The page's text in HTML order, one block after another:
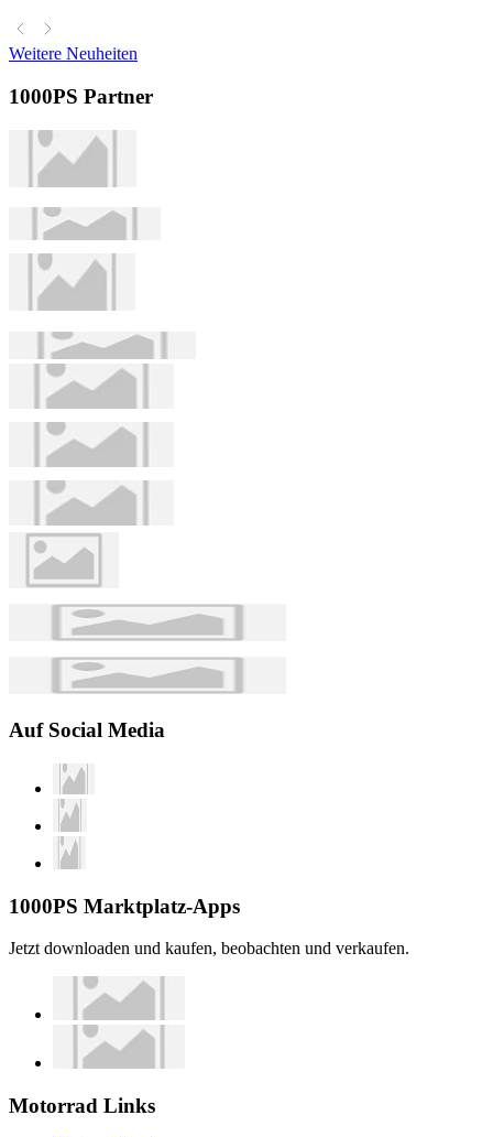
Weitere Neuheiten
1000PS Partner
Auf Social Media
1000PS Marktplatz-Apps
Jetzt downloaden und kaufen, beobachten und verkaufen.
Motorrad Links